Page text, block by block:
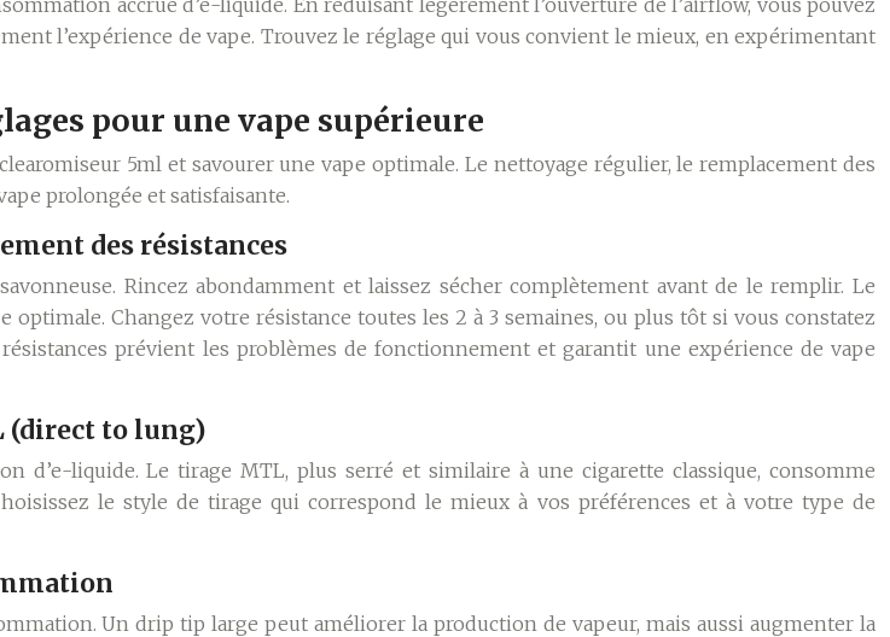
accrue d’e-liquide. En réduisant légèrement l’ouverture de l’airflow, vous pouvez
l’expérience de vape. Trouvez le réglage qui vous convient le mieux, en expérimentant
pour une vape supérieure
5ml et savourer une vape optimale. Le nettoyage régulier, le remplacement des
prolongée et satisfaisante.
des résistances
Rincez abondamment et laissez sécher complètement avant de le remplir. Le
Changez votre résistance toutes les 2 à 3 semaines, ou plus tôt si vous constatez
prévient les problèmes de fonctionnement et garantit une expérience de vape
(direct to lung)
d’e-liquide. Le tirage MTL, plus serré et similaire à une cigarette classique, consomme
le style de tirage qui correspond le mieux à vos préférences et à votre type de
Un drip tip large peut améliorer la production de vapeur, mais aussi augmenter la